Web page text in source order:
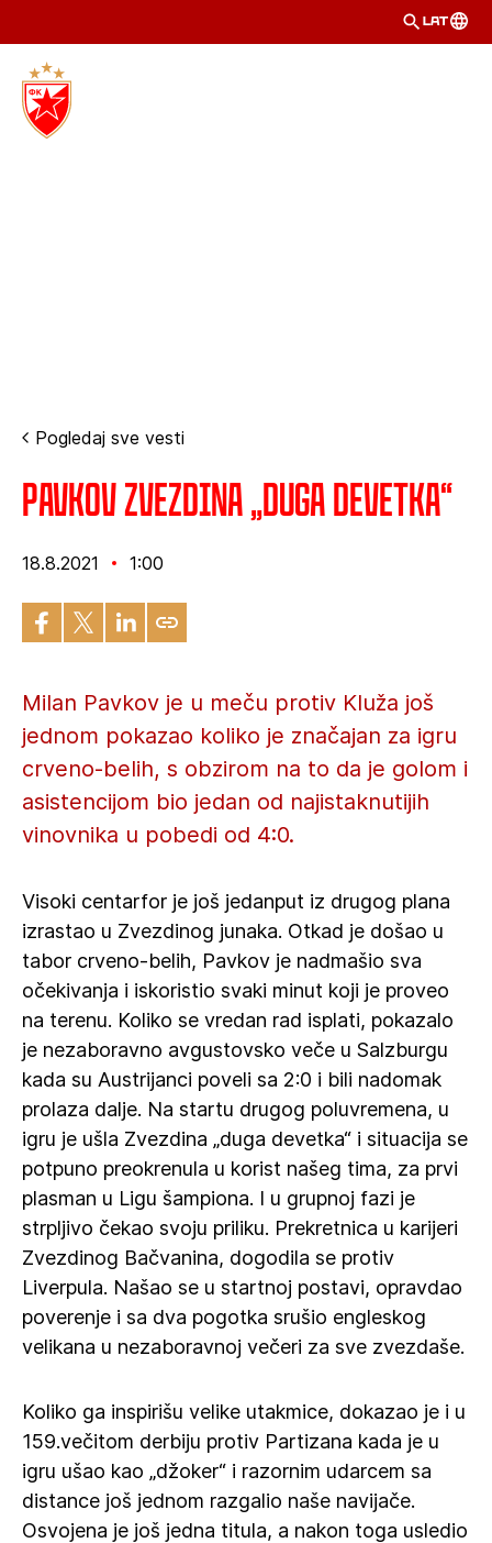
LAT
Pogledaj sve vesti
Pavkov Zvezdina „duga devetka“
18.8.2021 1:00
Milan Pavkov je u meču protiv Kluža još
jednom pokazao koliko je značajan za igru
crveno-belih, s obzirom na to da je golom i
asistencijom bio jedan od najistaknutijih
vinovnika u pobedi od 4:0.
Visoki centarfor je još jedanput iz drugog plana
izrastao u Zvezdinog junaka. Otkad je došao u
tabor crveno-belih, Pavkov je nadmašio sva
očekivanja i iskoristio svaki minut koji je proveo
na terenu. Koliko se vredan rad isplati, pokazalo
je nezaboravno avgustovsko veče u Salzburgu
kada su Austrijanci poveli sa 2:0 i bili nadomak
prolaza dalje. Na startu drugog poluvremena, u
igru je ušla Zvezdina „duga devetka“ i situacija se
potpuno preokrenula u korist našeg tima, za prvi
plasman u Ligu šampiona. I u grupnoj fazi je
strpljivo čekao svoju priliku. Prekretnica u karijeri
Zvezdinog Bačvanina, dogodila se protiv
Liverpula. Našao se u startnoj postavi, opravdao
poverenje i sa dva pogotka srušio engleskog
velikana u nezaboravnoj večeri za sve zvezdaše.
Koliko ga inspirišu velike utakmice, dokazao je i u
159.večitom derbiju protiv Partizana kada je u
igru ušao kao „džoker“ i razornim udarcem sa
distance još jednom razgalio naše navijače.
Osvojena je još jedna titula, a nakon toga usledio